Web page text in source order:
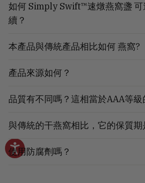
如何 Simply Swift™速燉燕窩盞 可
續？
本產品與傳統產品相比如何 燕窩?
產品來源如何？
品質有不同嗎？這相當於AAA等級
與傳統的干燕窩相比，它的保質期
使用防腐劑嗎？